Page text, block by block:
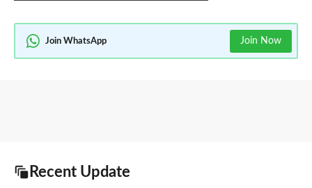
Join WhatsApp Join Now
Recent Update